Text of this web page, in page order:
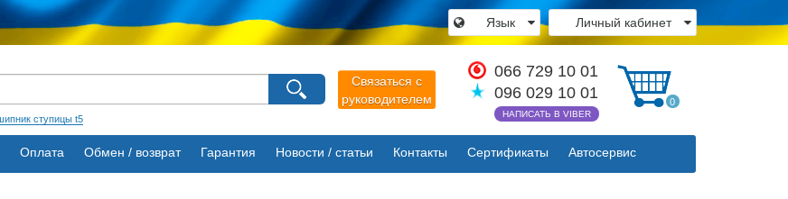
Личный кабинет
Язык
Связаться с
руководителем
066 729 10 01
096 029 10 01
НАПИСАТЬ В VIBER
0
ступицы t5
Оплата Обмен / возврат Гарантия Новости / статьи Контакты Сертификаты Автосервис
×
Выберите пожалуйста язык магазина
Русский
Українська
Закрыть